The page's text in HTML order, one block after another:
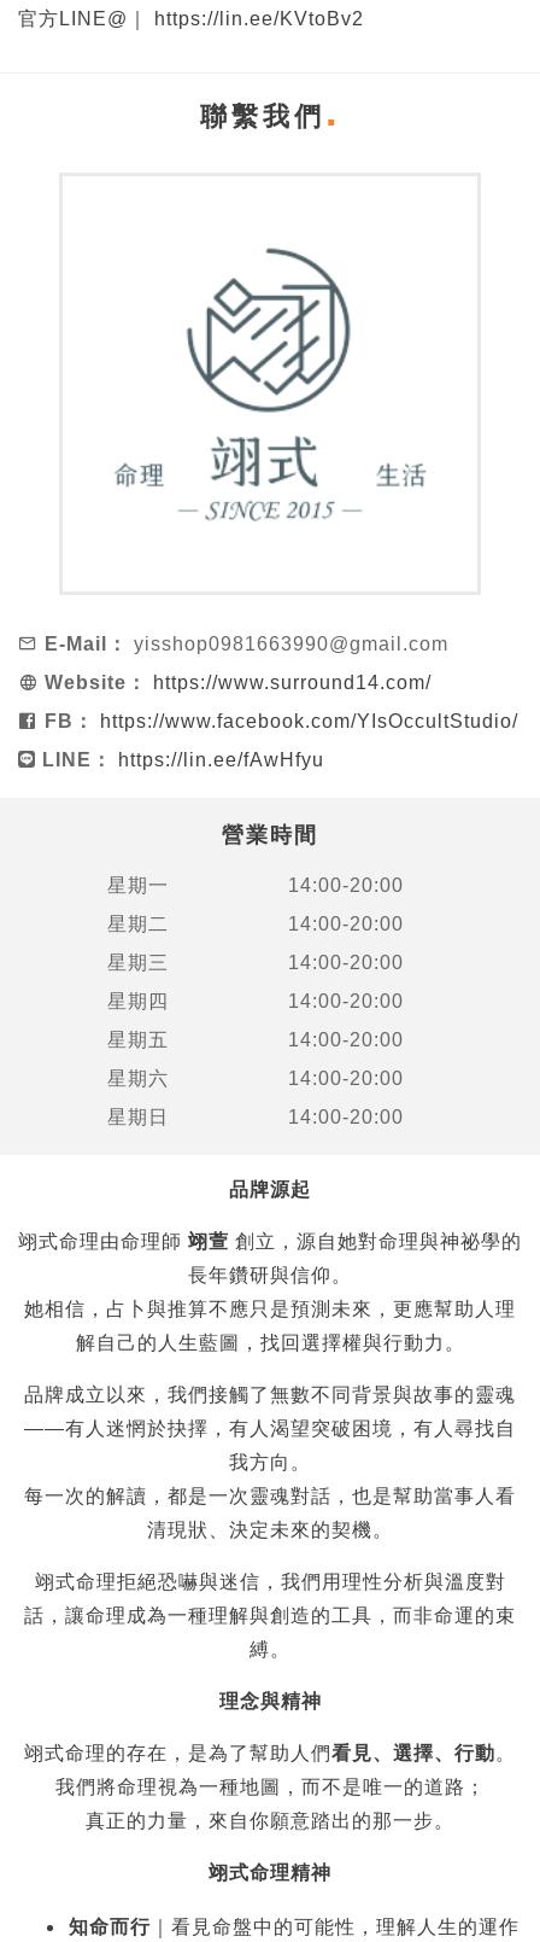
官方LINE@｜ https://lin.ee/KVtoBv2
聯繫我們
E-Mail：
yisshop0981663990@gmail.com
Website：
https://www.surround14.com/
FB：
https://www.facebook.com/YIsOccultStudio/
LINE：
https://lin.ee/fAwHfyu
營業時間
星期一
14:00-20:00
星期二
14:00-20:00
星期三
14:00-20:00
星期四
14:00-20:00
星期五
14:00-20:00
星期六
14:00-20:00
星期日
14:00-20:00
品牌源起
翊式命理由命理師 翊萱 創立，源自她對命理與神祕學的
長年鑽研與信仰。
她相信，占卜與推算不應只是預測未來，更應幫助人理
解自己的人生藍圖，找回選擇權與行動力。
品牌成立以來，我們接觸了無數不同背景與故事的靈魂
——有人迷惘於抉擇，有人渴望突破困境，有人尋找自
我方向。
每一次的解讀，都是一次靈魂對話，也是幫助當事人看
清現狀、決定未來的契機。
翊式命理拒絕恐嚇與迷信，我們用理性分析與溫度對
話，讓命理成為一種理解與創造的工具，而非命運的束
縛。
理念與精神
翊式命理的存在，是為了幫助人們看見、選擇、行動。
我們將命理視為一種地圖，而不是唯一的道路；
真正的力量，來自你願意踏出的那一步。
翊式命理精神
知命而行 ｜看見命盤中的可能性，理解人生的運作